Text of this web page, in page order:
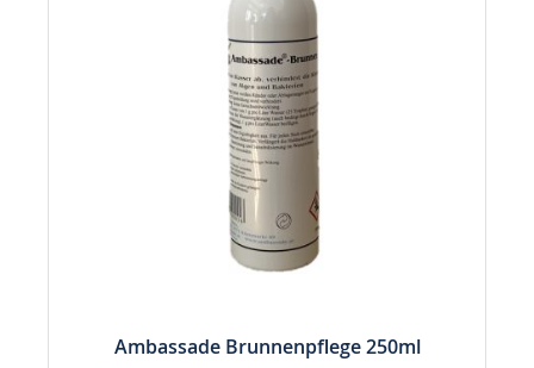
Ambassade Brunnenpflege 250ml